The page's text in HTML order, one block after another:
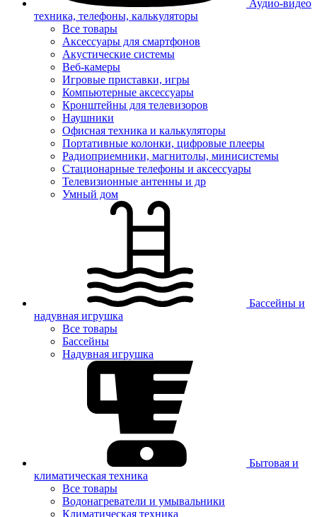
Аудио-видео
техника, телефоны, калькуляторы
Все товары
Аксессуары для смартфонов
Акустические системы
Веб-камеры
Игровые приставки, игры
Компьютерные аксессуары
Кронштейны для телевизоров
Наушники
Офисная техника и калькуляторы
Портативные колонки, цифровые плееры
Радиоприемники, магнитолы, минисистемы
Стационарные телефоны и аксессуары
Телевизионные антенны и др
Умный дом
Бассейны и
надувная игрушка
Все товары
Бассейны
Надувная игрушка
Бытовая и
климатическая техника
Все товары
Водонагреватели и умывальники
Климатическая техника